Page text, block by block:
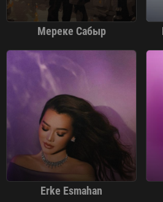
Мереке Сабыр
Erke Esmahan